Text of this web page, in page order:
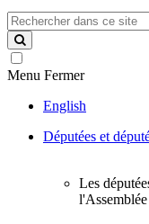
Rechercher
dans
ce
site
Menu Fermer
English
Députées et
Les